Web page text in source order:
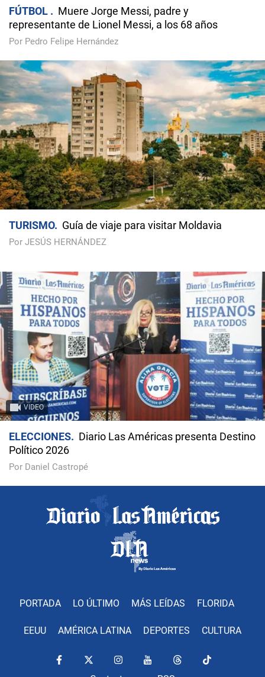
FÚTBOL
Muere Jorge Messi, padre y
representante de Lionel Messi, a los 68 años
Por Pedro Felipe Hernández
TURISMO Guía de viaje para visitar Moldavia
Por JESÚS HERNÁNDEZ
VIDEO
ELECCIONES
Diario Las Américas presenta Destino
Político 2026
Por Daniel Castropé
PORTADA LO ÚLTIMO MÁS LEÍDAS FLORIDA
EEUU AMÉRICA LATINA DEPORTES CULTURA